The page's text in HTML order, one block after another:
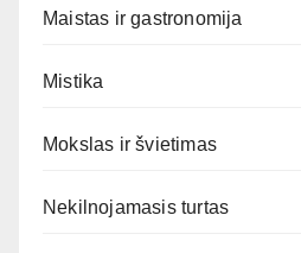
Maistas ir gastronomija
Mistika
Mokslas ir švietimas
Nekilnojamasis turtas